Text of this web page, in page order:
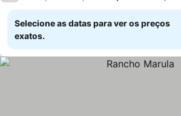
Selecione as datas para ver os preços
exatos.